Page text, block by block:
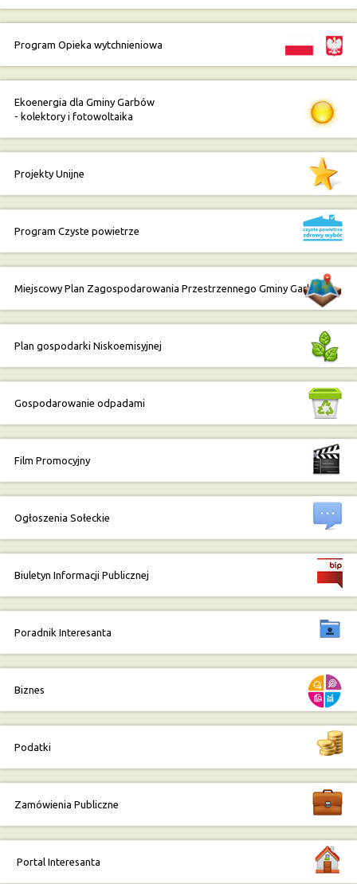
Program Opieka wytchnieniowa
Ekoenergia dla Gminy Garbów
- kolektory i fotowoltaika
Projekty Unijne
Program Czyste powietrze
Miejscowy Plan Zagospodarowania Przestrzennego Gminy Garbów
Plan gospodarki Niskoemisyjnej
Gospodarowanie odpadami
Film Promocyjny
Ogłoszenia Sołeckie
Biuletyn Informacji Publicznej
Poradnik Interesanta
Biznes
Podatki
Zamówienia Publiczne
Portal Interesanta